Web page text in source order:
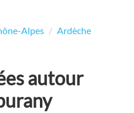
Alpes
Ardèche
autour